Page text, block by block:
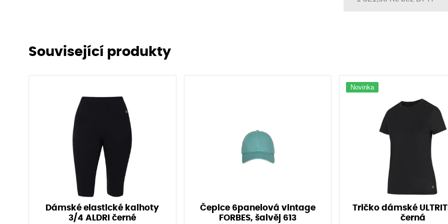
Související produkty
Dámské elastické kalhoty
3/4 ALDRI černé
Čepice 6panelová vintage
FORBES, šalvěj 613
Novinka
Tričko dámské
černá